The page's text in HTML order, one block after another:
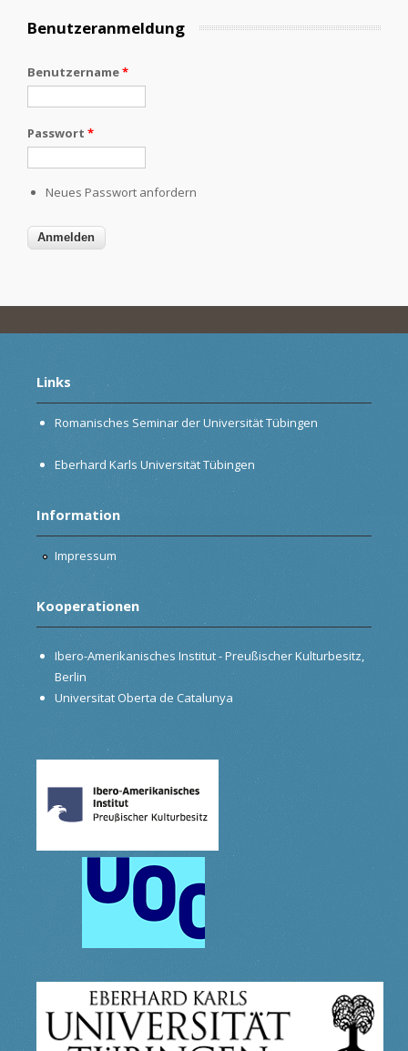
Benutzeranmeldung
Benutzername*
Passwort *
Neues Passwort anfordern
Links
Romanisches Seminar der Universität Tübingen
Eberhard Karls Universität Tübingen
Information
Impressum
Kooperationen
Ibero-Amerikanisches Institut - Preußischer Kulturbesitz,
Berlin
Universitat Oberta de Catalunya